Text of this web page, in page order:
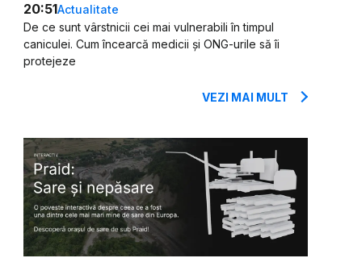
20:51Actualitate
De ce sunt vârstnicii cei mai vulnerabili în timpul
caniculei. Cum încearcă medicii și ONG-urile să îi
protejeze
VEZI MAI MULT